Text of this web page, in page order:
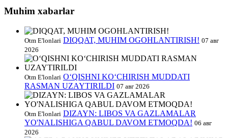
Muhim xabarlar
Otm E'lonlari DIQQAT, MUHIM OGOHLANTIRISH! 07 авг
2026
Otm E'lonlari O‘QISHNI KO‘CHIRISH MUDDATI
RASMAN UZAYTIRILDI 07 авг 2026
Otm E'lonlari DIZAYN: LIBOS VA GAZLAMALAR
YO'NALISHIGA QABUL DAVOM ETMOQDA! 06 авг
2026